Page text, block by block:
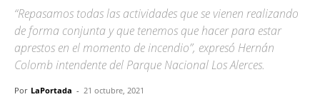
“Repasamos todas las actividades que se vienen realizando
de forma conjunta y que tenemos que hacer para estar
aprestos en el momento de incendio”, expresó Hernán
Colomb intendente del Parque Nacional Los Alerces.
Por LaPortada - 21 octubre, 2021